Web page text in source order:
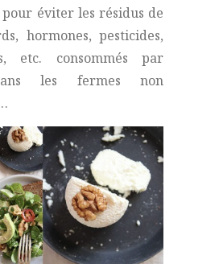
éviter les résidus de
hormones, pesticides,
etc. consommés par
les fermes non